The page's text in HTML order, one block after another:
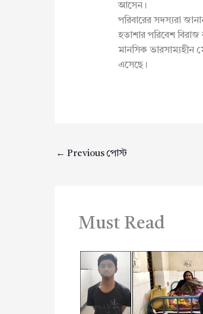
আসেন।
পরিবারের সদস্যরা
হতাশার পরিবেশ
মানসিক ভারসাম্যহীন
এসেছে।
← Previous পোস্ট
Must Read